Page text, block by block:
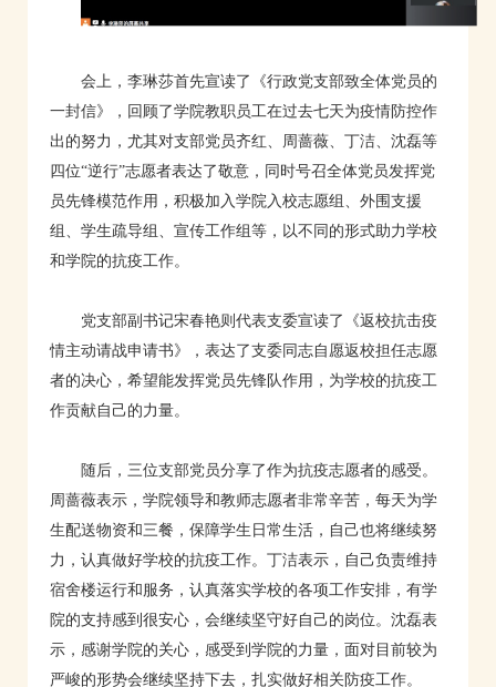
会上，李琳莎首先宣读了《行政党支部致全体党员的
一封信》，回顾了学院教职员工在过去七天为疫情防控作
出的努力，尤其对支部党员齐红、周蔷薇、丁洁、沈磊等
四位“逆行”志愿者表达了敬意，同时号召全体党员发挥党
员先锋模范作用，积极加入学院入校志愿组、外围支援
组、学生疏导组、宣传工作组等，以不同的形式助力学校
和学院的抗疫工作。
党支部副书记宋春艳则代表支委宣读了《返校抗击疫
情主动请战申请书》，表达了支委同志自愿返校担任志愿
者的决心，希望能发挥党员先锋队作用，为学校的抗疫工
作贡献自己的力量。
随后，三位支部党员分享了作为抗疫志愿者的感受。
周蔷薇表示，学院领导和教师志愿者非常辛苦，每天为学
生配送物资和三餐，保障学生日常生活，自己也将继续努
力，认真做好学校的抗疫工作。丁洁表示，自己负责维持
宿舍楼运行和服务，认真落实学校的各项工作安排，有学
院的支持感到很安心，会继续坚守好自己的岗位。沈磊表
示，感谢学院的关心，感受到学院的力量，面对目前较为
严峻的形势会继续坚持下去，扎实做好相关防疫工作。